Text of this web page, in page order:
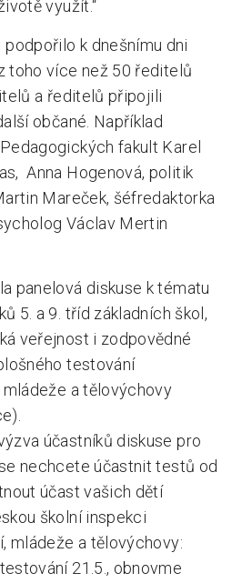
využít.“
k dnešnímu dni
toho více než 50 ředitelů
a ředitelů připojili
občané. Například
fakult Karel
Anna Hogenová, politik
Mareček, šéfredaktorka
Václav Mertin
panelová diskuse k tématu
5. a 9. tříd základních škol,
veřejnost i zodpovědné
testování
a tělovýchovy
účastníků diskuse pro
nechcete účastnit testů od
účast vašich dětí
školní inspekci
mládeže a tělovýchovy:
21.5., obnovme